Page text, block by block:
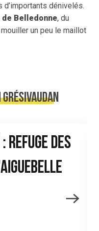
dénivelés.
Belledonne, du
un peu le maillot
Grésivaudan
DES